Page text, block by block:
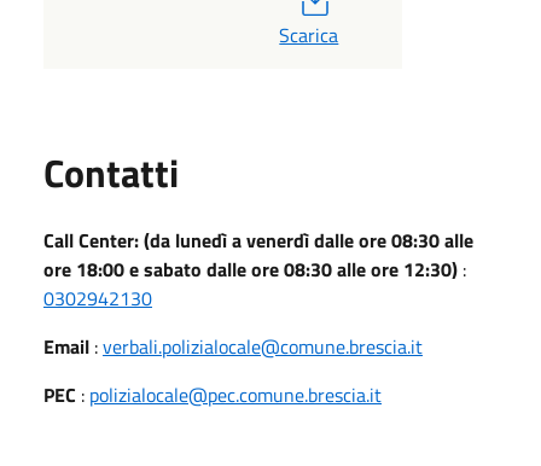
Scarica
Contatti
Call Center: (da lunedì a venerdì dalle ore 08:30 alle
ore 18:00 e sabato dalle ore 08:30 alle ore 12:30) :
0302942130
Email :verbali.polizialocale@comune.brescia.it
PEC : polizialocale@pec.comune.brescia.it